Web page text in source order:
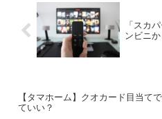
「スカ
ンビニ
【タマホーム】クオカード目当て
ていい？